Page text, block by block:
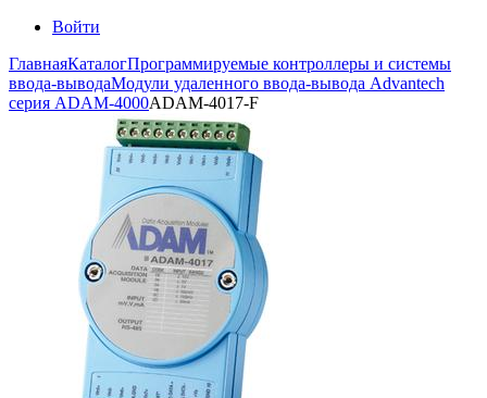
Войти
ГлавнаяКаталогПрограммируемые контроллеры и системы
ввода-выводаМодули удаленного ввода-вывода Advantech
серия ADAM-4000ADAM-4017-F